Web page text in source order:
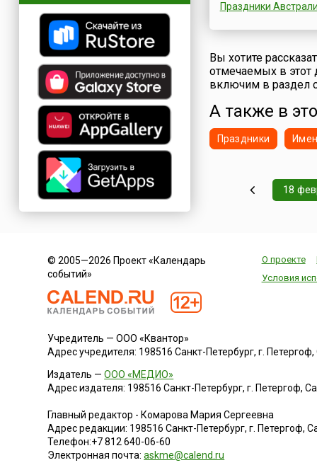
Праздники
История знает
разные эпохи и в
культурах
чествовали
величественное и
таинственное
беременности,
рождение новой
у таких
женщины-матери
внутренней силы и
ребенка и
пройти.Др...
Вы хотите
отмечаемых в этот
включим в раздел
А также в
Праздники
18
© 2005—2026 Проект «Календарь
событий»
О проекте
Условия
Учредитель — ООО «Квантор»
Адрес учредителя: 198516 Санкт-Петербург, г.
Издатель —ООО «МЕДИО»
Адрес издателя: 198516 Санкт-Петербург, г. Петергоф,
Главный редактор - Комарова Мария Сергеевна
Адрес редакции: 198516 Санкт-Петербург, г. Петергоф,
Телефон:+7 812 640-06-60
Электронная почта:askme@calend.ru